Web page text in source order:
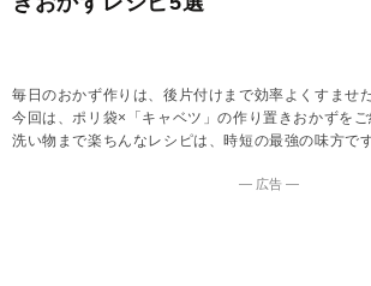
毎日のおかず作りは、後片付けまで効率よくすませ
今回は、ポリ袋×「キャベツ」の作り置きおかずをご
洗い物まで楽ちんなレシピは、時短の最強の味方で
― 広告 ―